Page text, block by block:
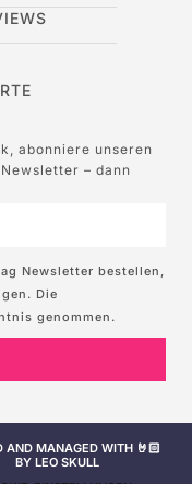
abonniere unseren
– dann
Newsletter bestellen,
Die
genommen.
AND MANAGED WITH 🤘🏻
BY LEO SKULL